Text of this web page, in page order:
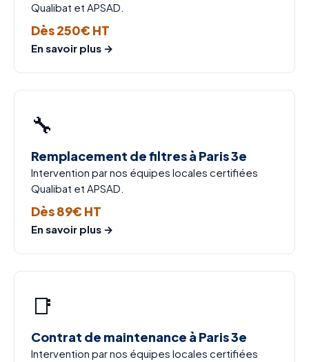
Qualibat et APSAD.
Dès 250€ HT
En savoir plus →
🔧
Remplacement de filtres à Paris 3e
Intervention par nos équipes locales certifiées
Qualibat et APSAD.
Dès 89€ HT
En savoir plus →
📑
Contrat de maintenance à Paris 3e
Intervention par nos équipes locales certifiées